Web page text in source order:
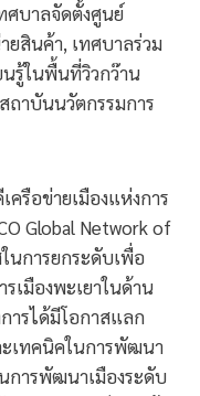
ศบาลจัดตั้งศูนย์
ยสินค้า, เทศบาลร่วม
นรู้ในพื้นที่วิวกว๊าน
ถาบันนวัตกรรมการ
รือข่ายเมืองแห่งการ
Global Network of
นการยกระดับเพื่อ
เมืองพะเยาในด้าน
ารได้มีโอกาสแลก
ะเทคนิคในการพัฒนา
การพัฒนาเมืองระดับ